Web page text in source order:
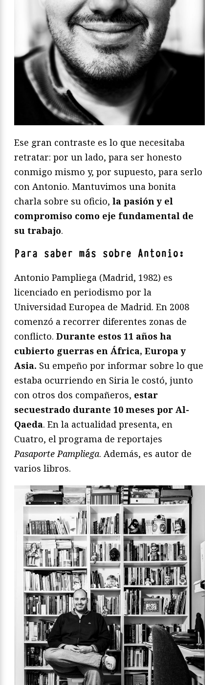
Ese gran contraste es lo que necesitaba
retratar: por un lado, para ser honesto
conmigo mismo y, por supuesto, para serlo
con Antonio. Mantuvimos una bonita
charla sobre su oficio, la pasión y el
compromiso como eje fundamental de
su trabajo.
Para saber más sobre Antonio:
Antonio Pampliega (Madrid, 1982) es
licenciado en periodismo por la
Universidad Europea de Madrid. En 2008
comenzó a recorrer diferentes zonas de
conflicto. Durante estos 11 años ha
cubierto guerras en África, Europa y
Asia. Su empeño por informar sobre lo que
estaba ocurriendo en Siria le costó, junto
con otros dos compañeros, estar
secuestrado durante 10 meses por Al-
Qaeda. En la actualidad presenta, en
Cuatro, el programa de reportajes
Pasaporte Pampliega. Además, es autor de
varios libros.